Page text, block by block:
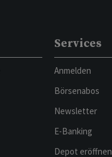
Services
Anmelden
Börsenabos
Newsletter
E-Banking
Depot eröffnen